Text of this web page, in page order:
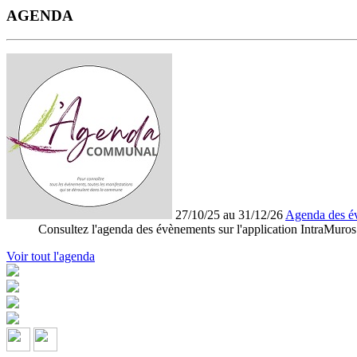
AGENDA
27/10/25 au 31/12/26 Agenda des
Consultez l'agenda des évènements sur l'application IntraMuros
Voir tout l'agenda